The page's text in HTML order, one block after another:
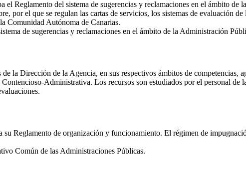
el Reglamento del sistema de sugerencias y reclamaciones en el ámbito
por el que se regulan las cartas de servicios, los sistemas de evaluación
Comunidad Autónoma de Canarias.
de sugerencias y reclamaciones en el ámbito de la Administración
la Dirección de la Agencia, en sus respectivos ámbitos de competencias,
Administrativa. Los recursos son estudiados por el personal
su Reglamento de organización y funcionamiento. El régimen de
Común de las Administraciones Públicas.